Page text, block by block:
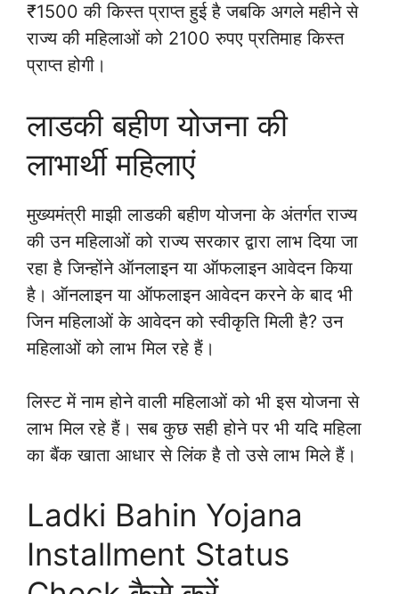
₹1500 की किस्त प्राप्त हुई है जबकि अगले महीने से
राज्य की महिलाओं को 2100 रुपए प्रतिमाह किस्त
प्राप्त होगी।
लाडकी बहीण योजना की
लाभार्थी महिलाएं
मुख्यमंत्री माझी लाडकी बहीण योजना के अंतर्गत राज्य
की उन महिलाओं को राज्य सरकार द्वारा लाभ दिया जा
रहा है जिन्होंने ऑनलाइन या ऑफलाइन आवेदन किया
है। ऑनलाइन या ऑफलाइन आवेदन करने के बाद भी
जिन महिलाओं के आवेदन को स्वीकृति मिली है? उन
महिलाओं को लाभ मिल रहे हैं।
लिस्ट में नाम होने वाली महिलाओं को भी इस योजना से
लाभ मिल रहे हैं। सब कुछ सही होने पर भी यदि महिला
का बैंक खाता आधार से लिंक है तो उसे लाभ मिले हैं।
Ladki Bahin Yojana
Installment Status